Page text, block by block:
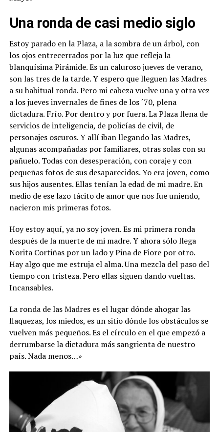
Una ronda de casi medio siglo
Estoy parado en la Plaza, a la sombra de un árbol, con
los ojos entrecerrados por la luz que refleja la
blanquísima Pirámide. Es un caluroso jueves de verano,
son las tres de la tarde. Y espero que lleguen las Madres
a su habitual ronda. Pero mi cabeza vuelve una y otra vez
a los jueves invernales de fines de los ´70, plena
dictadura. Frío. Por dentro y por fuera. La Plaza llena de
servicios de inteligencia, de policías de civil, de
personajes oscuros. Y allí iban llegando las Madres,
algunas acompañadas por familiares, otras solas con su
pañuelo. Todas con desesperación, con coraje y con
pequeñas fotos de sus desaparecidos. Yo era joven, como
sus hijos ausentes. Ellas tenían la edad de mi madre. En
medio de ese lazo tácito de amor que nos fue uniendo,
nacieron mis primeras fotos.
Hoy estoy aquí, ya no soy joven. Es mi primera ronda
después de la muerte de mi madre. Y ahora sólo llega
Norita Cortiñas por un lado y Pina de Fiore por otro.
Hay algo que me estruja el alma. Una mezcla del paso del
tiempo con tristeza. Pero ellas siguen dando vueltas.
Incansables.
La ronda de las Madres es el lugar dónde ahogar las
flaquezas, los miedos, es un sitio dónde los obstáculos se
vuelven más pequeños. Es el círculo en el que empezó a
derrumbarse la dictadura más sangrienta de nuestro
país. Nada menos…»